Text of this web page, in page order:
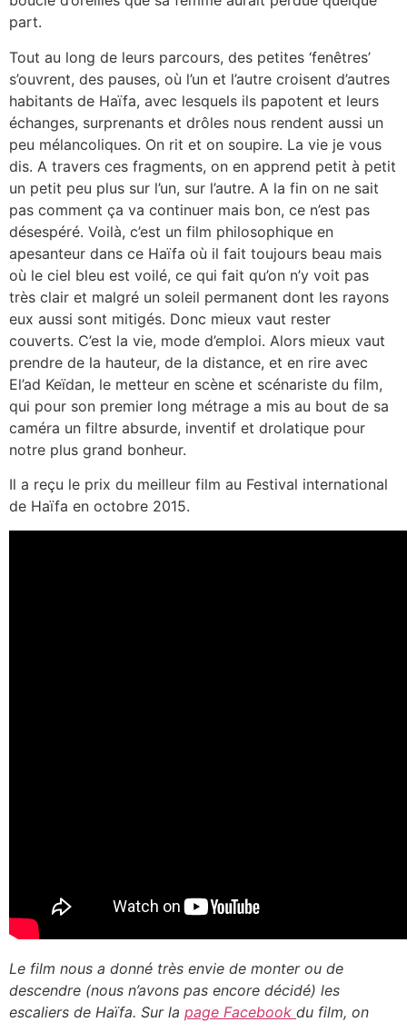
part.
Tout au long de leurs parcours, des petites ‘fenêtres’
s’ouvrent, des pauses, où l’un et l’autre croisent d’autres
habitants de Haïfa, avec lesquels ils papotent et leurs
échanges, surprenants et drôles nous rendent aussi un
peu mélancoliques. On rit et on soupire. La vie je vous
dis. A travers ces fragments, on en apprend petit à petit
un petit peu plus sur l’un, sur l’autre. A la fin on ne sait
pas comment ça va continuer mais bon, ce n’est pas
désespéré. Voilà, c’est un film philosophique en
apesanteur dans ce Haïfa où il fait toujours beau mais
où le ciel bleu est voilé, ce qui fait qu’on n’y voit pas
très clair et malgré un soleil permanent dont les rayons
eux aussi sont mitigés. Donc mieux vaut rester
couverts. C’est la vie, mode d’emploi. Alors mieux vaut
prendre de la hauteur, de la distance, et en rire avec
El’ad Keïdan, le metteur en scène et scénariste du film,
qui pour son premier long métrage a mis au bout de sa
caméra un filtre absurde, inventif et drolatique pour
notre plus grand bonheur.
Il a reçu le prix du meilleur film au Festival international
de Haïfa en octobre 2015.
Le film nous a donné très envie de monter ou de
descendre (nous n’avons pas encore décidé) les
escaliers de Haïfa. Sur la page Facebook du film, on